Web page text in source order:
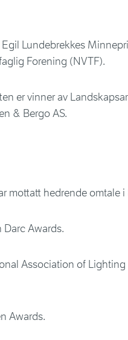
Lundebrekkes
Forening (NVTF).
er vinner av
& Bergo AS.
mottatt hedrende omtale
Darc Awards.
Association of
Awards.